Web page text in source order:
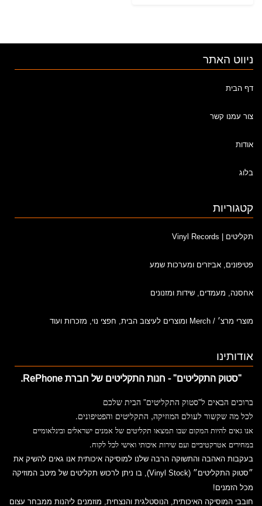
ניווט האתר
דף הבית
צור עמנו קשר
אודות
בלוג
קטגוריות
תקליטים | Vinyl Records
פטיפונים, אביזרים ומערכות שמע
אחסנה, מעמדים, שידות ומזנונים
מוצרי מרצ׳ / Merch ומוצרים לעיצוב הבית, חפצי נוי, מזכרות ועוד
אודותינו
"סטוק התקליטים" - חנות התקליטים של חברת RePhone.
ברוכים הבאים ל”סטוק התקליטים” הבית שלכם
לכל מה שקשור לעולם המוזיקה, התקליטים והפטיפונים.
אנו גאים להיות המקום שבו תמצאו תקליטים של אמנים ישראלים ובינלאומיים
במחירים אטרקטיביים ועם שירות איכותי ואישי לכל לקוח.
בעקבות האהבה והתשוקה הרבה שלנו למוסיקה איכותית אנו גאים להשיק את
״סטוק התקליטים״ (Vinyl Stock), בו ניתן לרכוש תקליטים של מיטב המוזיקה
מכל הזמנים!
חובבי המוסיקה האיכותית, הנוסטלגית והנצחית, מוזמנים ליהנות ממבחר עצום